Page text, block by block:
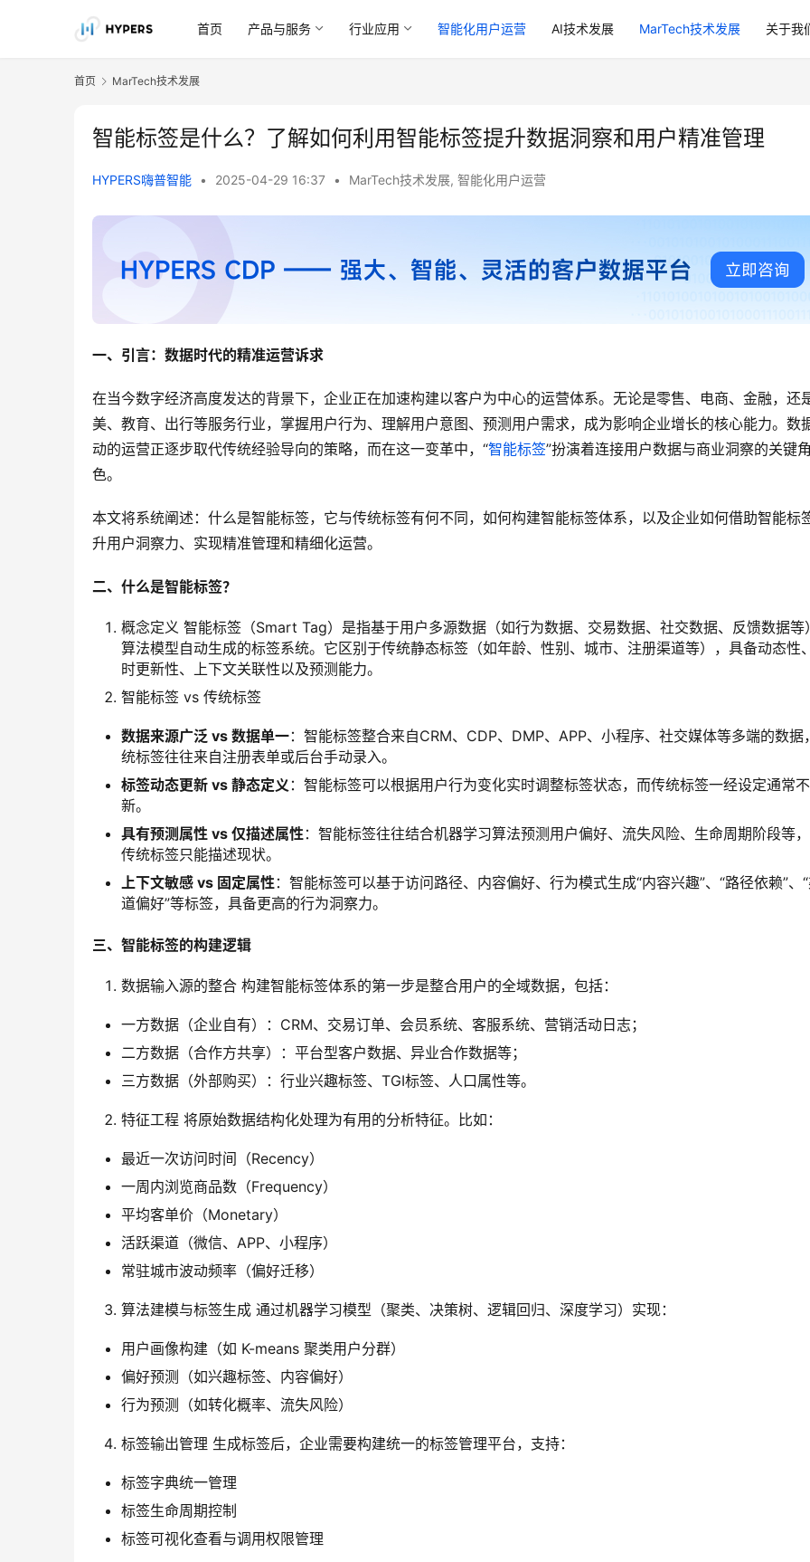
首页 产品与服务 行业应用 智能化用户运营 AI技术发展 MarTech技术发展 关于我
首页 MarTech技术发展
智能标签是什么？了解如何利用智能标签提升数据洞察和用户精准管理
HYPERS嗨普智能 • 2025-04-29 16:37 • MarTech技术发展, 智能化用户运营
一、引言：数据时代的精准运营诉求
在当今数字经济高度发达的背景下，企业正在加速构建以客户为中心的运营体系。无论是零售、电商、金融，还
美、教育、出行等服务行业，掌握用户行为、理解用户意图、预测用户需求，成为影响企业增长的核心能力。数
动的运营正逐步取代传统经验导向的策略，而在这一变革中，“智能标签”扮演着连接用户数据与商业洞察的关键
色。
本文将系统阐述：什么是智能标签，它与传统标签有何不同，如何构建智能标签体系，以及企业如何借助智能标
升用户洞察力、实现精准管理和精细化运营。
二、什么是智能标签？
概念定义 智能标签（Smart Tag）是指基于用户多源数据（如行为数据、交易数据、社交数据、反馈数据等
算法模型自动生成的标签系统。它区别于传统静态标签（如年龄、性别、城市、注册渠道等），具备动态性
时更新性、上下文关联性以及预测能力。
智能标签 vs 传统标签
数据来源广泛 vs 数据单一：智能标签整合来自CRM、CDP、DMP、APP、小程序、社交媒体等多端的数据
统标签往往来自注册表单或后台手动录入。
标签动态更新 vs 静态定义 ：智能标签可以根据用户行为变化实时调整标签状态，而传统标签一经设定通常
新。
具有预测属性 vs 仅描述属性：智能标签往往结合机器学习算法预测用户偏好、流失风险、生命周期阶段等
传统标签只能描述现状。
上下文敏感 vs 固定属性：智能标签可以基于访问路径、内容偏好、行为模式生成“内容兴趣”、“路径依赖”、
道偏好”等标签，具备更高的行为洞察力。
三、智能标签的构建逻辑
数据输入源的整合 构建智能标签体系的第一步是整合用户的全域数据，包括：
一方数据（企业自有）：CRM、交易订单、会员系统、客服系统、营销活动日志；
二方数据（合作方共享）：平台型客户数据、异业合作数据等；
三方数据（外部购买）：行业兴趣标签、TGI标签、人口属性等。
特征工程 将原始数据结构化处理为有用的分析特征。比如：
最近一次访问时间（Recency）
一周内浏览商品数（Frequency）
平均客单价（Monetary）
活跃渠道（微信、APP、小程序）
常驻城市波动频率（偏好迁移）
算法建模与标签生成 通过机器学习模型（聚类、决策树、逻辑回归、深度学习）实现：
用户画像构建（如 K-means 聚类用户分群）
偏好预测（如兴趣标签、内容偏好）
行为预测（如转化概率、流失风险）
标签输出管理 生成标签后，企业需要构建统一的标签管理平台，支持：
标签字典统一管理
标签生命周期控制
标签可视化查看与调用权限管理